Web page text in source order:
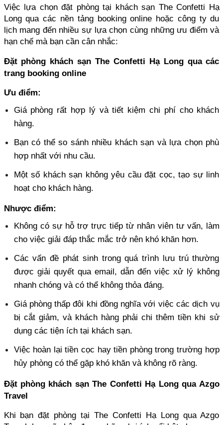
Việc lựa chọn đặt phòng tại khách sạn The Confetti Hạ
Long qua các nền tảng booking online hoặc công ty du
lịch mang đến nhiều sự lựa chọn cùng những ưu điểm và
hạn chế mà bạn cần cân nhắc:
Đặt phòng khách sạn The Confetti Hạ Long qua các
trang booking online
Ưu điểm:
Giá phòng rất hợp lý và tiết kiệm chi phí cho khách
hàng.
Bạn có thể so sánh nhiều khách sạn và lựa chọn phù
hợp nhất với nhu cầu.
Một số khách sạn không yêu cầu đặt cọc, tạo sự linh
hoạt cho khách hàng.
Nhược điểm:
Không có sự hỗ trợ trực tiếp từ nhân viên tư vấn, làm
cho việc giải đáp thắc mắc trở nên khó khăn hơn.
Các vấn đề phát sinh trong quá trình lưu trú thường
được giải quyết qua email, dẫn đến việc xử lý không
nhanh chóng và có thể không thỏa đáng.
Giá phòng thấp đôi khi đồng nghĩa với việc các dịch vụ
bị cắt giảm, và khách hàng phải chi thêm tiền khi sử
dụng các tiện ích tại khách sạn.
Việc hoàn lại tiền cọc hay tiền phòng trong trường hợp
hủy phòng có thể gặp khó khăn và không rõ ràng.
Đặt phòng khách sạn The Confetti Hạ Long qua Azgo
Travel
Khi bạn đặt phòng tại The Confetti Hạ Long qua Azgo